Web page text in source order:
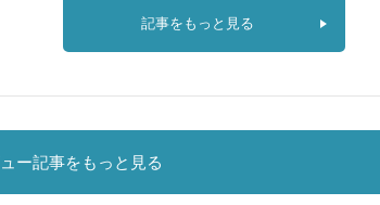
記事をもっと見る
ー記事をもっと見る